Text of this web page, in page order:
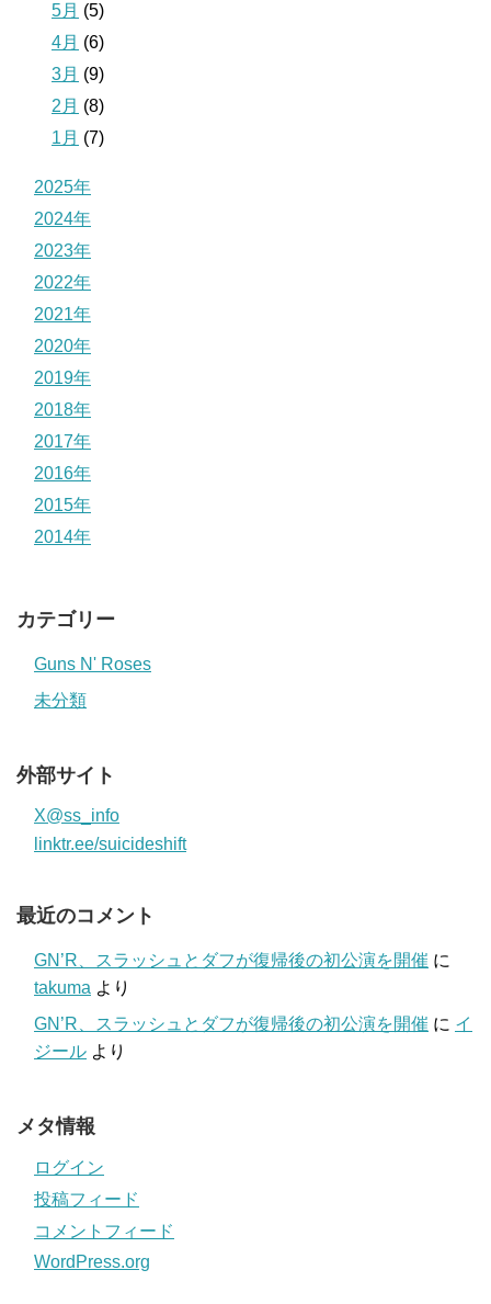
5月 (5)
4月 (6)
3月 (9)
2月 (8)
1月 (7)
2025年
2024年
2023年
2022年
2021年
2020年
2019年
2018年
2017年
2016年
2015年
2014年
カテゴリー
Guns N' Roses
未分類
外部サイト
X@ss_info
linktr.ee/suicideshift
最近のコメント
GN’R、スラッシュとダフが復帰後の初公演を開催 に
takuma より
GN’R、スラッシュとダフが復帰後の初公演を開催 に イ
ジール より
メタ情報
ログイン
投稿フィード
コメントフィード
WordPress.org